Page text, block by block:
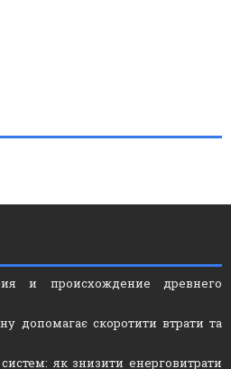
и происхождение древнего
допомагає скоротити втрати та
як знизити енерговитрати